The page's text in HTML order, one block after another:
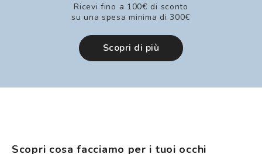
Ricevi fino a 100€ di sconto
su una spesa minima di 300€
Scopri di più
Scopri cosa facciamo per i tuoi occhi